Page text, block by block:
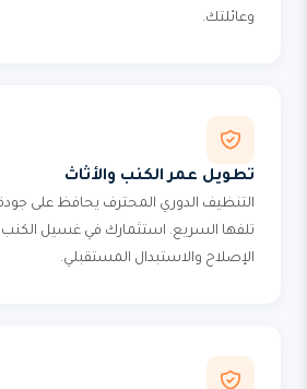
وعائلتك.
تطويل عمر الكنب والأثاث
التنظيف الدوري المحترف يحافظ على
تلفها السريع. استثمارك في غسيل الكنب
الإصلاح والاستبدال المستقبلي.